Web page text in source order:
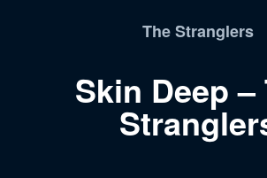
The Stranglers
Skin Deep –